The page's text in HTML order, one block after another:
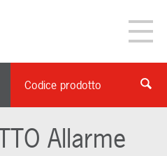
Codice prodotto
Allarme